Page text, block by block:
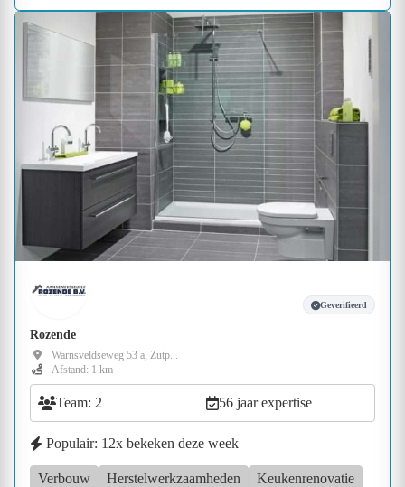
Geverifieerd
Rozende
Warnsveldseweg 53 a, Zutp...
Afstand: 1 km
Team: 2 56 jaar expertise
Populair: 12x bekeken deze week
Verbouw Herstelwerkzaamheden Keukenrenovatie